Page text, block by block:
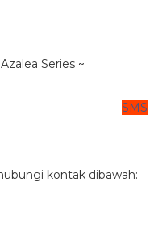
Series ~
SMS
kontak dibawah: